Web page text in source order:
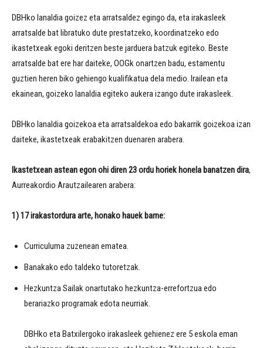
DBHko lanaldia goizez eta arratsaldez egingo da, eta irakasleek
arratsalde bat libratuko dute prestatzeko, koordinatzeko edo
ikastetxeak egoki deritzen beste jarduera batzuk egiteko. Beste
arratsalde bat ere har daiteke, OOGk onartzen badu, estamentu
guztien heren biko gehiengo kualifikatua dela medio. Irailean eta
ekainean, goizeko lanaldia egiteko aukera izango dute irakasleek.
DBHko lanaldia goizekoa eta arratsaldekoa edo bakarrik goizekoa izan
daiteke, ikastetxeak erabakitzen duenaren arabera.
Ikastetxean astean egon ohi diren 23 ordu horiek honela banatzen dira,
Aurreakordio Arautzailearen arabera:
1) 17 irakastordura arte, honako hauek barne:
Curriculuma zuzenean ematea.
Banakako edo taldeko tutoretzak.
Hezkuntza Sailak onartutako hezkuntza-errefortzua edo
berariazko programak edota neurriak.
DBHko eta Batxilergoko irakasleek gehienez ere 5 eskola eman